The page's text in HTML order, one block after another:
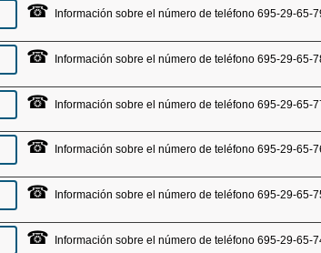
☎ Información sobre el número de teléfono 695-29-65-
☎ Información sobre el número de teléfono 695-29-65-
☎ Información sobre el número de teléfono 695-29-65-
☎ Información sobre el número de teléfono 695-29-65-
☎ Información sobre el número de teléfono 695-29-65-
☎ Información sobre el número de teléfono 695-29-65-